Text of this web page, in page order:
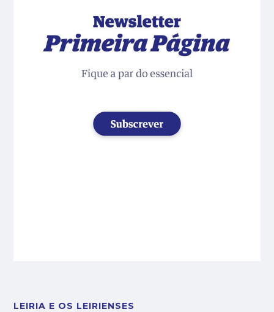
LEIRIA E OS LEIRIENSES